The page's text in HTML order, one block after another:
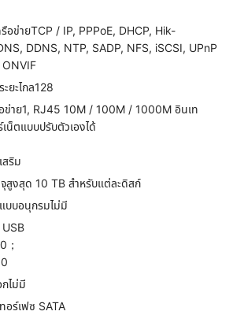
อข่ายTCP / IP, PPPoE, DHCP, Hik-
DDNS, NTP, SADP, NFS, iSCSI, UPnP
ยะไกล128
ข่าย1, RJ45 10M / 100M / 1000M อินเท
เน็ตแบบปรับตัวเองได้
สริม
สูงสุด 10 TB สำหรับแต่ละดิสก์
บบอนุกรมไม่มี
USB
；
กไม่มี
อร์เฟซ SATA